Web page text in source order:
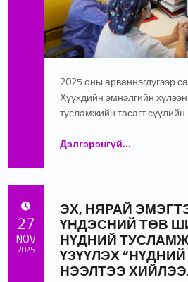
2025 оны арваннэгдүгээр
Хүүхдийн эмнэлгийн
тусламжийн тасагт
Дэлгэрэнгүй“Монгол Улсын Ерөнхий сайд Г.Занданшатар өнөөдөр Эх, нярай, эмэгтэйчүүдийн үндэсний төвд ажиллалаа”
…
ЭХ, НЯРАЙ
ҮНДЭСНИЙ ТӨВ
НҮДНИЙ
ҮЗҮҮЛЭХ
НЭЭЛТЭЭ
POSTED ON:27
NOV
2025